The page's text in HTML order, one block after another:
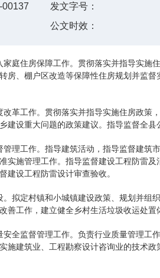
00137 发文字号：
公文时效：
家庭住房保障工作。贯彻落实并指导实
房、棚户区改造等保障性住房规划并监
改革工作。贯彻落实并指导实施住房政
建设重大问题的政策建议。指导监督全县
管理工作。指导建筑活动，指导监督建
实施管理工作。指导监督建设工程防雷
建设工程防雷设计审查验收。
。拟定村镇和小城镇建设政策、规划并
善工作，建立健全乡村生活垃圾收运处
安全监督管理工作。负责行业质量管理
施建筑业、工程勘察设计咨询业的技术